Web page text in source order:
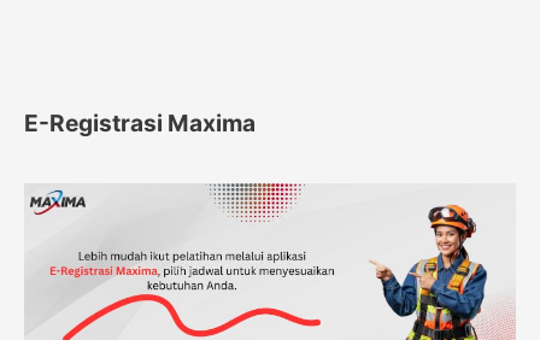
E-Registrasi Maxima